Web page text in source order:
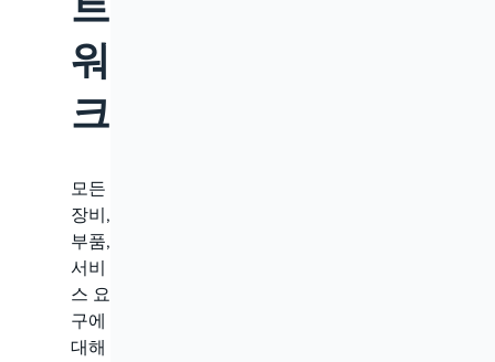
워
크
모든
장비,
부품,
서비
스 요
구에
대해